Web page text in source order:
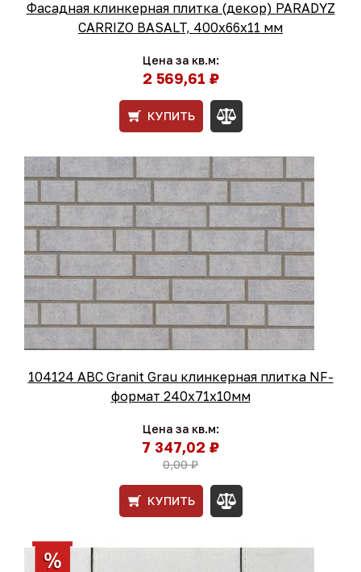
Фасадная клинкерная плитка (декор) PARADYZ
CARRIZO BASALT, 400х66х11 мм
Цена за кв.м:
2 569,61 ₽
КУПИТЬ
104124 ABC Granit Grau клинкерная плитка NF-
формат 240x71x10мм
Цена за кв.м:
7 347,02 ₽
0,00 ₽
КУПИТЬ